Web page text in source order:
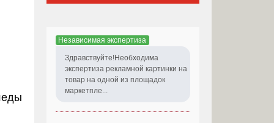
Независимая экспертиза
Здравствуйте!Необходима
экспертиза рекламной картинки на
товар на одной из площадок
маркетпле...